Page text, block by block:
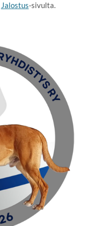
Jalostus-sivulta.